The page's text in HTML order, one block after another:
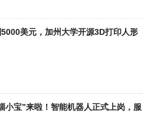
美元，加州大学开源3D打印人形
小宝”来啦！智能机器人正式上岗，服